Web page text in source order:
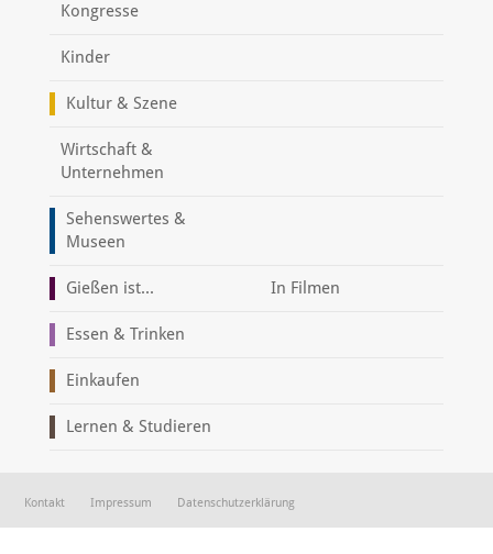
Kongresse
Kinder
Kultur & Szene
Wirtschaft &
Unternehmen
Sehenswertes &
Museen
Gießen ist... In Filmen
Essen & Trinken
Einkaufen
Lernen & Studieren
Kontakt Impressum Datenschutzerklärung